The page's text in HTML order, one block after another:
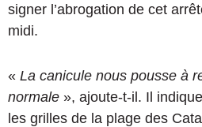
signer l’abrogation de cet
midi.
« La canicule nous pousse à
normale », ajoute-t-il. Il
les grilles de la plage des